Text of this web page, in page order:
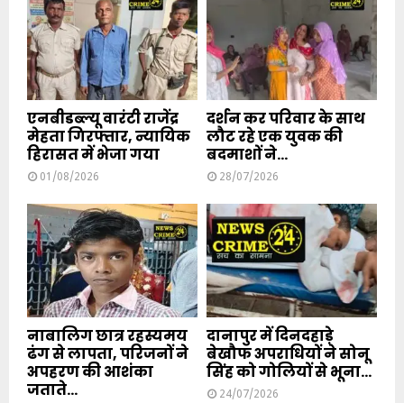
एनबीडब्ल्यू वारंटी राजेंद्र
मेहता गिरफ्तार, न्यायिक
हिरासत में भेजा गया
01/08/2026
दर्शन कर परिवार के साथ
लौट रहे एक युवक की
बदमाशों ने...
28/07/2026
नाबालिग छात्र रहस्यमय
ढंग से लापता, परिजनों ने
अपहरण की आशंका
जताते...
दानापुर में दिनदहाड़े
बेखौफ अपराधियों ने सोनू
सिंह को गोलियों से भूना...
24/07/2026